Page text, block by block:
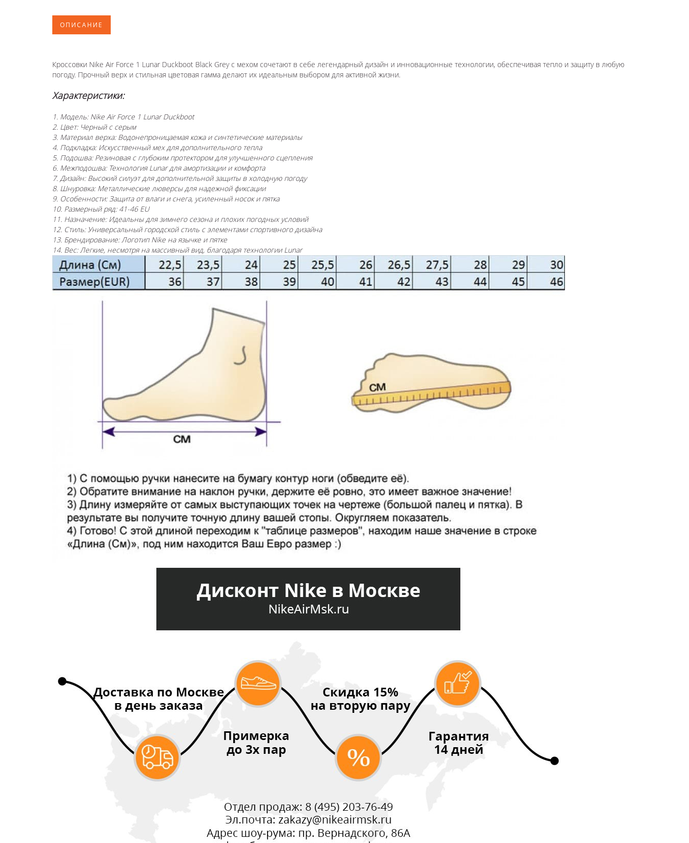
ОПИСАНИЕ
Кроссовки Nike Air Force 1 Lunar Duckboot Black Grey с мехом сочетают в себе легендарный дизайн и инновационные технологии, обеспечивая тепло и защиту в любую
погоду. Прочный верх и стильная цветовая гамма делают их идеальным выбором для активной жизни.
Характеристики:
1. Модель: Nike Air Force 1 Lunar Duckboot
2. Цвет: Черный с серым
3. Материал верха: Водонепроницаемая кожа и синтетические материалы
4. Подкладка: Искусственный мех для дополнительного тепла
5. Подошва: Резиновая с глубоким протектором для улучшенного сцепления
6. Межподошва: Технология Lunar для амортизации и комфорта
7. Дизайн: Высокий силуэт для дополнительной защиты в холодную погоду
8. Шнуровка: Металлические люверсы для надежной фиксации
9. Особенности: Защита от влаги и снега, усиленный носок и пятка
10. Размерный ряд: 41-46 EU
11. Назначение: Идеальны для зимнего сезона и плохих погодных условий
12. Стиль: Универсальный городской стиль с элементами спортивного дизайна
13. Брендирование: Логотип Nike на язычке и пятке
14. Вес: Легкие, несмотря на массивный вид, благодаря технологии Lunar